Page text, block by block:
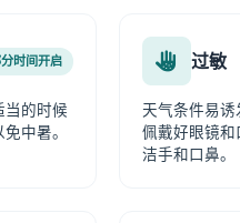
时间开启
当的时候
中暑。
过敏
天气条件易
佩戴好眼镜和
洁手和口鼻。